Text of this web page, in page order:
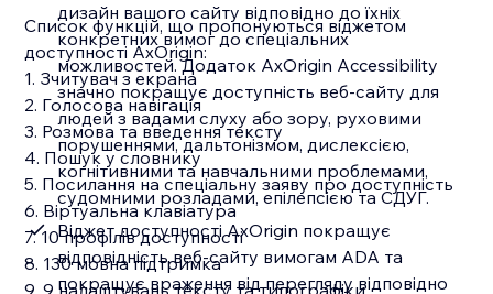
дизайн вашого сайту відповідно до їхніх
конкретних вимог до спеціальних
можливостей. Додаток AxOrigin Accessibility
значно покращує доступність веб-сайту для
людей з вадами слуху або зору, руховими
порушеннями, дальтонізмом, дислексією,
когнітивними та навчальними проблемами,
судомними розладами, епілепсією та СДУГ.
Віджет доступності AxOrigin покращує
відповідність веб-сайту вимогам ADA та
покращує враження від перегляду відповідно
Список функцій, що пропонуються віджетом
доступності AxOrigin:
1. Зчитувач з екрана
2. Голосова навігація
3. Розмова та введення тексту
4. Пошук у словнику
5. Посилання на спеціальну заяву про доступність
6. Віртуальна клавіатура
7. 10 профілів доступності
8. 130 мовна підтримка